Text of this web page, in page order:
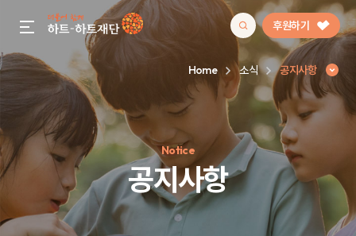
gnb menu open 후원하기
인기 키워드
#정기후원#하트플레이스#캠페인#팬덤후원
Home 소식 공지사항
Notice
공지사항